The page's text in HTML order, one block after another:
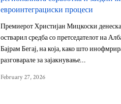
евроинтеграциски процеси
Премиерот Христијан Мицкоски денеска
остварил средба со претседателот на
Бајрам Бегај, на која, како што
разговарале за зајакнување…
February 27, 2026